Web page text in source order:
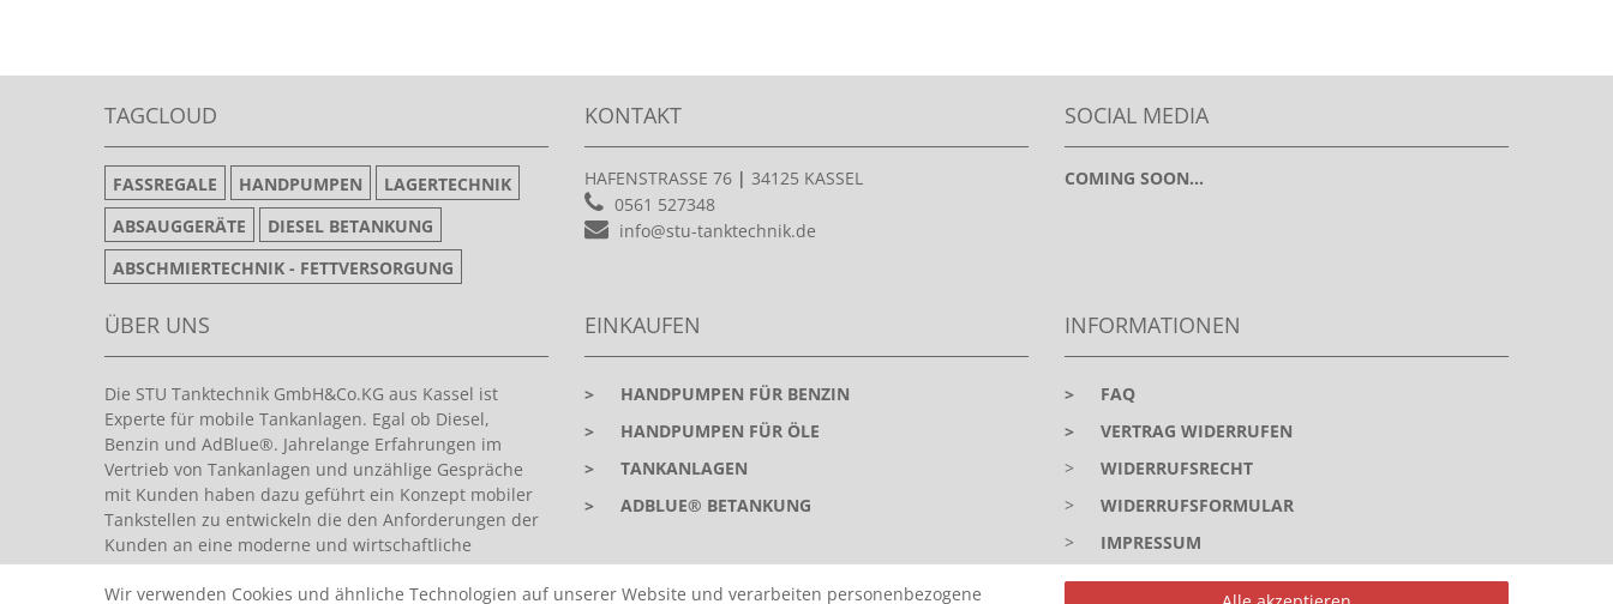
TAGCLOUD
FASSREGALE HANDPUMPEN
LAGERTECHNIK
ABSAUGGERÄTE
DIESEL BETANKUNG
ABSCHMIERTECHNIK - FETTVERSORGUNG
KONTAKT
HAFENSTRASSE 76 | 34125 KASSEL
0561 527348
info@stu-tanktechnik.de
SOCIAL MEDIA
COMING SOON...
ÜBER UNS
Die STU Tanktechnik GmbH&Co.KG aus Kassel ist
Experte für mobile Tankanlagen. Egal ob Diesel,
Benzin und AdBlue®. Jahrelange Erfahrungen im
Vertrieb von Tankanlagen und unzählige Gespräche
mit Kunden haben dazu geführt ein Konzept mobiler
Tankstellen zu entwickeln die den Anforderungen der
Kunden an eine moderne und wirtschaftliche
Tankanlage entsprechen.
EINKAUFEN
>
HANDPUMPEN FÜR BENZIN
>
HANDPUMPEN FÜR ÖLE
>
TANKANLAGEN
>
ADBLUE® BETANKUNG
INFORMATIONEN
>
FAQ
>
VERTRAG WIDERRUFEN
>
WIDERRUFSRECHT
>
WIDERRUFSFORMULAR
>
IMPRESSUM
>
DATENSCHUTZERKLÄRUNG
Wir verwenden Cookies und ähnliche Technologien auf unserer Website und verarbeiten personenbezogene